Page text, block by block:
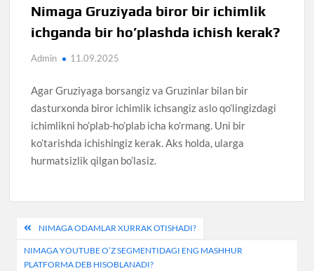
Nimaga Gruziyada biror bir ichimlik
ichganda bir ho’plashda ichish kerak?
Admin 11.09.2025
Agar Gruziyaga borsangiz va Gruzinlar bilan bir
dasturxonda biror ichimlik ichsangiz aslo qo’lingizdagi
ichimlikni ho’plab-ho’plab icha ko’rmang. Uni bir
ko’tarishda ichishingiz kerak. Aks holda, ularga
hurmatsizlik qilgan bo’lasiz.
Post
menyusi
NIMAGA ODAMLAR XURRAK OTISHADI?
NIMAGA YOUTUBE O’Z SEGMENTIDAGI ENG MASHHUR
PLATFORMA DEB HISOBLANADI?